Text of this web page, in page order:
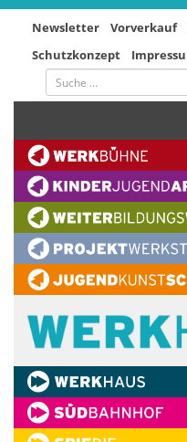
Newsletter Vorverkauf
Schutzkonzept